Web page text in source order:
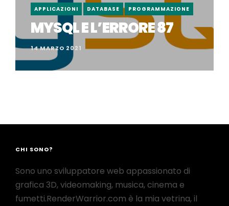
APPLICAZIONI DATABASE PROGRAMMAZIONE
MYSQL E L’ERRORE 87
14 MARZO 2021
CHI SONO?
Sono uno sviluppatore web appassionato di
grafica 3D, videomaking, musica, cinema e
fumetti.RenderWarrior.com è la mia vetrina, il